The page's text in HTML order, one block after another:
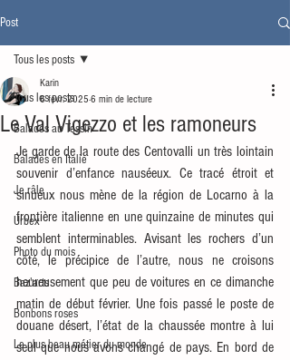
Post
Tous les posts
Balades au Tessin
Balades en Italie
Je râle
Urbex
Photo du mois
Baz'arts
Bonbons roses
Le plus beau métier du monde
Tous les posts
Le Val Vigezzo et les ramoneurs
Karin
6 févr. 2025 6 min de lecture
Je garde de la route des Centovalli un très lointain
souvenir d’enfance nauséeux. Ce tracé étroit et
sinueux nous mène de la région de Locarno à la
frontière italienne en une quinzaine de minutes qui
semblent interminables. Avisant les rochers d’un
côté, le précipice de l’autre, nous ne croisons
heureusement que peu de voitures en ce dimanche
matin de début février. Une fois passé le poste de
douane désert, l’état de la chaussée montre à lui
seul que nous avons changé de pays. En bord de